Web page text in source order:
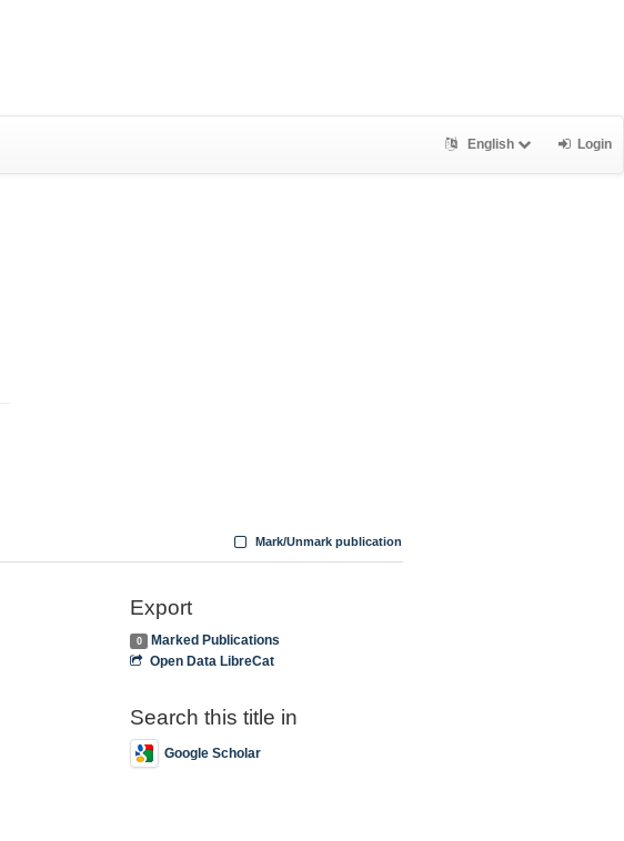
English Login
Mark/Unmark publication
Export
0
Marked Publications
Open Data LibreCat
Search this title in
Google Scholar